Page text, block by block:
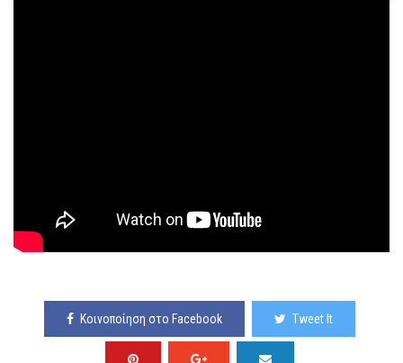
Κοινοποίηση στο Facebook Tweet It